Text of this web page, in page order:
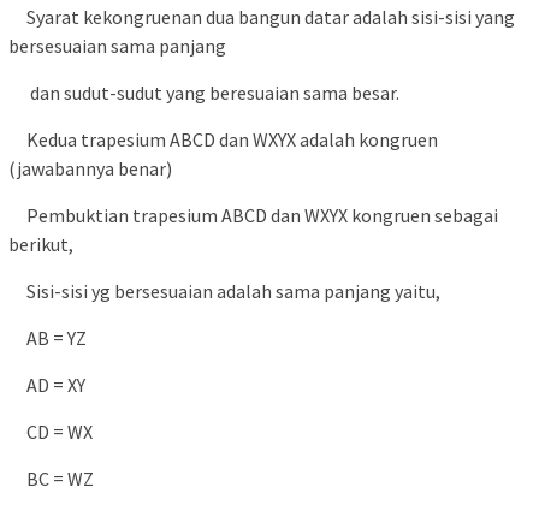
Syarat kekongruenan dua bangun datar adalah sisi-sisi yang
bersesuaian sama panjang
dan sudut-sudut yang beresuaian sama besar.
Kedua trapesium ABCD dan WXYX adalah kongruen
(jawabannya benar)
Pembuktian trapesium ABCD dan WXYX kongruen sebagai
berikut,
Sisi-sisi yg bersesuaian adalah sama panjang yaitu,
AB = YZ
AD = XY
CD = WX
BC = WZ